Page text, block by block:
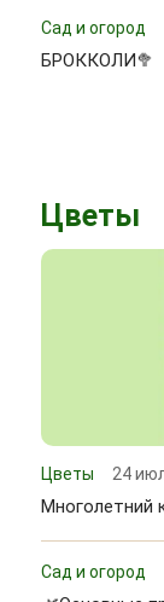
Сад и огород
БРОККОЛИ🥦
Цветы
Цветы 24
Многолетний
Сад и огород